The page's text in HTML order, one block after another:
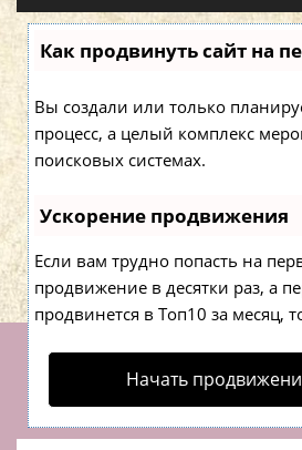
Как продвинуть сайт на
Вы создали или только
процесс, а целый комплекс
поисковых системах.
Ускорение продвижения
Если вам трудно попасть на
продвижение в десятки раз, а
продвинется в Топ10 за месяц,
Начать